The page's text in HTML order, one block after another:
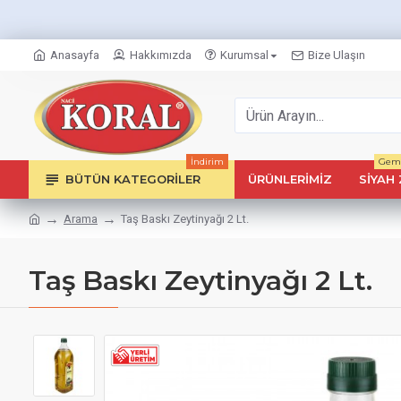
Anasayfa Hakkımızda Kurumsal Bize Ulaşın
BÜTÜN KATEGORILER
İndirim
ÜRÜNLERIMIZ SIYAH
Arama Taş Baskı Zeytinyağı 2 Lt.
Taş Baskı Zeytinyağı 2 Lt.